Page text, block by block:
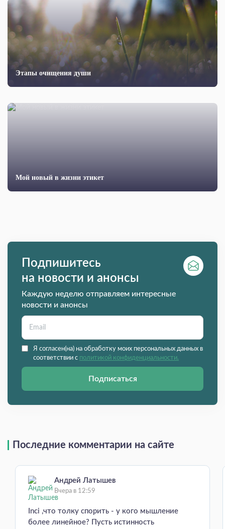
Этапы очищения души
Мой новый в жизни этикет
Подпишитесь
на новости и анонсы
Каждую неделю отправляем интересные
новости и анонсы
Я согласен(на) на обработку моих персональных данных в
соответствии с политикой конфиденциальности.
Подписаться
Последние комментарии на сайте
Андрей Латышев
Вчера в 12:59
Inci ,что толку спорить - у кого мышление
более линейное? Пусть истинность